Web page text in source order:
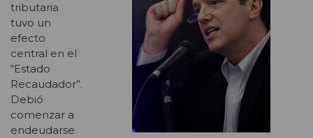
tributaria
tuvo un
efecto
central en el
“Estado
Recaudador”.
Debió
comenzar a
endeudarse